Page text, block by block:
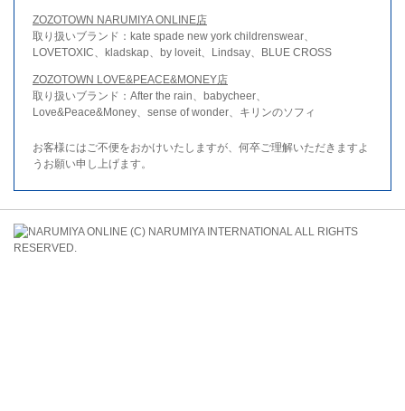
ZOZOTOWN NARUMIYA ONLINE店
取り扱いブランド：kate spade new york childrenswear、
LOVETOXIC、kladskap、by loveit、Lindsay、BLUE CROSS
ZOZOTOWN LOVE&PEACE&MONEY店
取り扱いブランド：After the rain、babycheer、
Love&Peace&Money、sense of wonder、キリンのソフィ
お客様にはご不便をおかけいたしますが、何卒ご理解いただきますよ
うお願い申し上げます。